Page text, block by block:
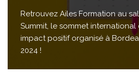
Retrouvez Ailes Formation au
Summit, le sommet
impact positif organisé à
2024 !